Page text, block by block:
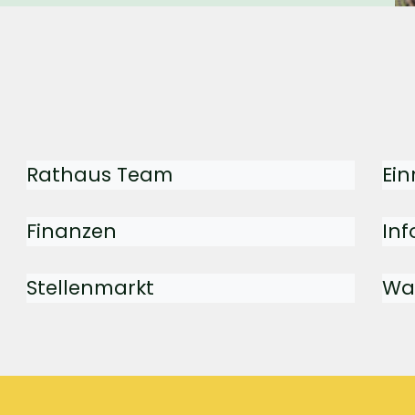
Rathaus Team
Finanzen
Stellenmarkt